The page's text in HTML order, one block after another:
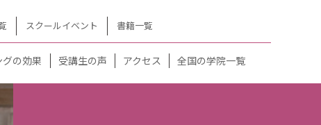
スクールイベント 書籍一覧
の効果 受講生の声 アクセス 全国の学院一覧